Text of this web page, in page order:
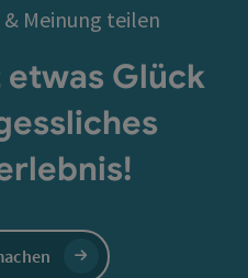
Meinung teilen
Glück